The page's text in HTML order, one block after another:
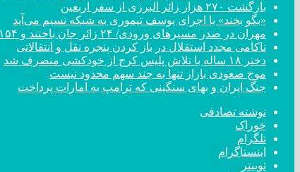
بازگشت ۲۷۰ هزار زائر البرزی از سفر اربعین
«بگو بخند» با اجرای یوسف تیموری به شبکه نسیم می‌آید
مهران در صدر مسیر‌های ورودی/ ۲۴ زائر جان باختند و ۱۵۴ نفر مصدوم شدند
ناکامی مجدد استقلال در باز کردن پنجره نقل و انتقالاتی
دختر ‌۱۸‌ ‌ساله‌ با تلاش پلیس کرج از خودکشی منصرف شد
موج صعودی بازار تنها به چند سهم محدود نیست
جنگ ایران و بهای سنگینی که ترامپ به امارات پرداخت
نوشته تصادفی
خوراک
تلگرام
اینستاگرام
توییتر